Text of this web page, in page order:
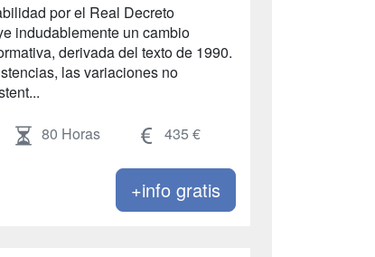
por el Real Decreto
indudablemente un cambio
derivada del texto de 1990.
las variaciones no
80 Horas 435 €
+info gratis